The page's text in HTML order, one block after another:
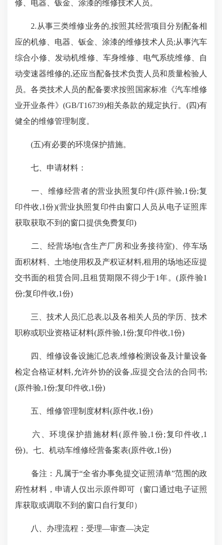
修、电器、钣金、涂漆的维修技术人员。
2.从事三类维修业务的,按照其经营项目分别配备相
应的机修、电器、钣金、涂漆的维修技术人员;从事汽车
综合小修、发动机维修、车身维修、电气系统维修、自
动变速器维修的,还应当配备技术负责人员和质量检验人
员。各类技术人员的配备要求按照国家标准《汽车维修
业开业条件》(GB/T16739)相关条款的规定执行。(四)有
健全的维修管理制度。
(五)有必要的环境保护措施。
七、申请材料：
一、维修经营者的营业执照复印件(原件验,1份;复
印件收,1份)(营业执照复印件由窗口人员从电子证照库
获取获取不到的窗口提供免费复印)
二、经营场地(含生产厂房和业务接待室)、停车场
面积材料、土地使用权及产权证材料,租用的场地还应提
交书面的租赁合同,且租赁期限不得少于1年。(原件验1
份;复印件收,1份)
三、技术人员汇总表,以及各相关人员的学历、技术
职称或职业资格证材料(原件验,1份;复印件收,1份)
四、维修设备设施汇总表,维修检测设备及计量设备
检定合格证材料,允许外协的设备,应提交合法的合同书;
(原件验,1份;复印件收,1份)
五、维修管理制度材料(原件收,1份)
六、环境保护措施材料(原件验,1份;复印件收,1
份)。七、机动车维修经营备案表(原件收,1份)
备注：凡属于“全省办事免提交证照清单”范围的政
府性材料，申请人仅出示原件即可（窗口通过电子证照
库获取或调取不到 的窗口自行复印）
八、办理流程： 受理—审查—决定